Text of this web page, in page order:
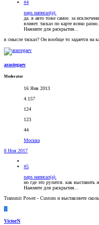
#4
naps написал(а):
да. в авто тоже самое. за
влияет. таскал по карте всяко разно.
Нажмите для раскрытия...
в смысле таскал? Он вообще то задается на
arastegaev
Moderator
16 Янв 2013
4.157
124
123
44
Москва
8 Ноя 2017
#5
naps написал(а):
но где это рулится. как выставить
Нажмите для раскрытия...
Transmit Power - Custom и выставляете
V
VictorN